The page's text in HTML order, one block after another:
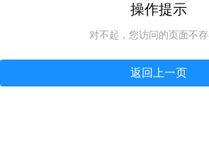
操作提示
对不起，您访问的页面不存
返回上一页